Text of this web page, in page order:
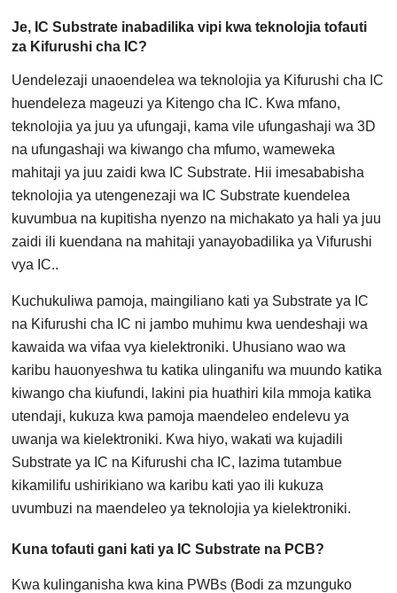
Je, IC Substrate inabadilika vipi kwa teknolojia tofauti
za Kifurushi cha IC?
Uendelezaji unaoendelea wa teknolojia ya Kifurushi cha IC
huendeleza mageuzi ya Kitengo cha IC. Kwa mfano,
teknolojia ya juu ya ufungaji, kama vile ufungashaji wa 3D
na ufungashaji wa kiwango cha mfumo, wameweka
mahitaji ya juu zaidi kwa IC Substrate. Hii imesababisha
teknolojia ya utengenezaji wa IC Substrate kuendelea
kuvumbua na kupitisha nyenzo na michakato ya hali ya juu
zaidi ili kuendana na mahitaji yanayobadilika ya Vifurushi
vya IC..
Kuchukuliwa pamoja, maingiliano kati ya Substrate ya IC
na Kifurushi cha IC ni jambo muhimu kwa uendeshaji wa
kawaida wa vifaa vya kielektroniki. Uhusiano wao wa
karibu hauonyeshwa tu katika ulinganifu wa muundo katika
kiwango cha kiufundi, lakini pia huathiri kila mmoja katika
utendaji, kukuza kwa pamoja maendeleo endelevu ya
uwanja wa kielektroniki. Kwa hiyo, wakati wa kujadili
Substrate ya IC na Kifurushi cha IC, lazima tutambue
kikamilifu ushirikiano wa karibu kati yao ili kukuza
uvumbuzi na maendeleo ya teknolojia ya kielektroniki.
Kuna tofauti gani kati ya IC Substrate na PCB?
Kwa kulinganisha kwa kina PWBs (Bodi za mzunguko